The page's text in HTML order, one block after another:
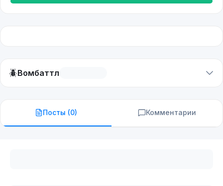
🪲Вомбаттл
Посты (0) Комментарии